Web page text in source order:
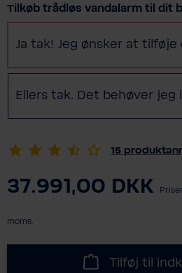
Vælg
Tilkøb trådløs vandalarm til dit
Ja tak! Jeg ønsker at tilføje
Ellers tak. Det behøver jeg
15
37.991,00 DKK
moms.
Tilføj til